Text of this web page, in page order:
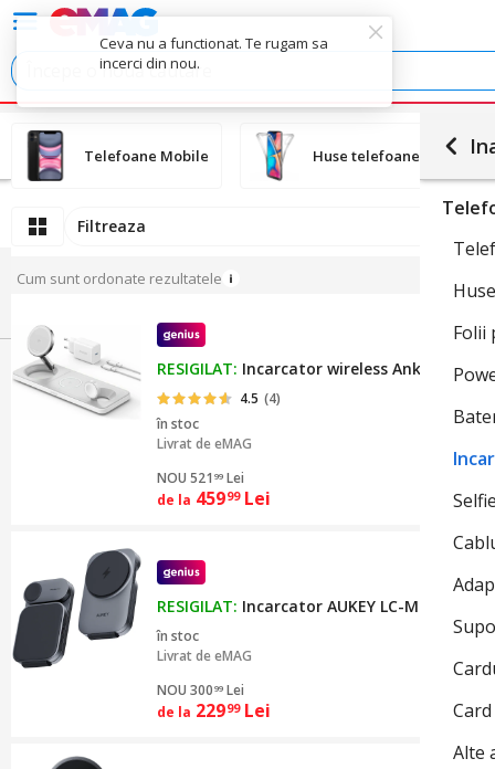
Ceva nu a functionat. Te rugam sa
incerci din nou.
Folii
Alte
Telefoane Mobile Huse telefoane
Filtreaza
Cum sunt ordonate rezultatele
RESIGILAT: Incarcator wireless Anker,
4.5 (4)
în stoc
Livrat deeMAG
NOU 521 99 Lei
de la 45999 Lei
RESIGILAT: Incarcator AUKEY LC-MC312 3-
în stoc
Livrat deeMAG
NOU 300 99 Lei
de la 22999 Lei